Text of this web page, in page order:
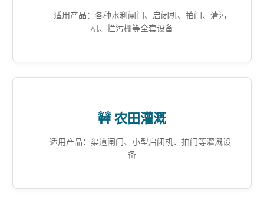
适用产品：各种水利闸门、启闭机、拍门、清污
机、拦污栅等全套设备
🚧 农田灌溉
适用产品：渠道闸门、小型启闭机、拍门等灌溉设
备